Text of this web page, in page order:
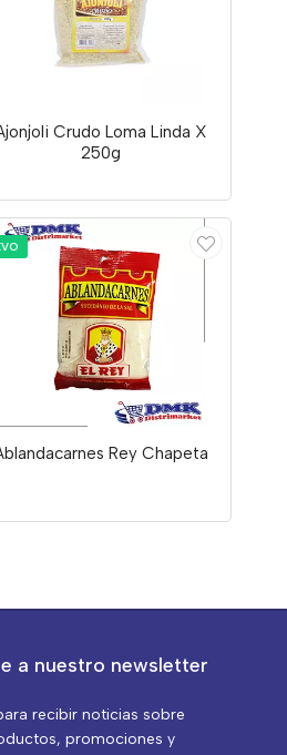
Crudo Loma Linda X
250g
Rey Chapeta
a nuestro newsletter
recibir noticias sobre
promociones y